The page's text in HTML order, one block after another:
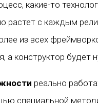
какие-то
растет с каждым
из всех
конструктор будет
реально
специальной